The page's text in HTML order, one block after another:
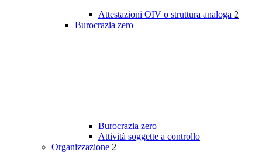
Attestazioni OIV o struttura analoga 2
Burocrazia zero
Burocrazia zero
Attività soggette a controllo
Organizzazione 2